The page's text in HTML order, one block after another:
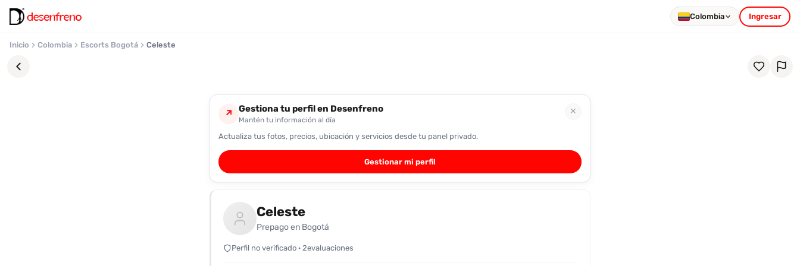
Colombia Ingresar
Inicio Colombia Escorts Bogotá Celeste
↗ Gestiona tu perfil en Desenfreno
Mantén tu información al día
✕
Actualiza tus fotos, precios, ubicación y servicios desde tu panel privado.
Gestionar mi perfil
Celeste
Prepago en Bogotá
Perfil no verificado · 2evaluaciones